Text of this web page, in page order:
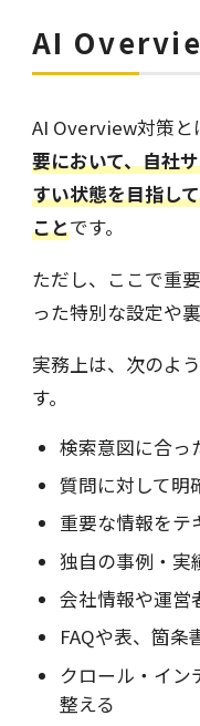
AI
AI Overview対策と
要において、自社
すい状態を目指し
ことです。
ただし、ここで重
った特別な設定や
実務上は、次のよ
す。
検索意図に合っ
質問に対して明
重要な情報をテ
独自の事例・実
会社情報や運営
FAQや表、箇条
クロール・イン
整える